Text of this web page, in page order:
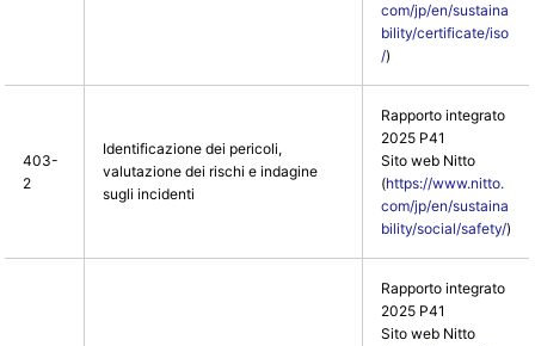
com/jp/en/sustaina
bility/certificate/iso
/)
403-
2
Identificazione dei pericoli,
valutazione dei rischi e indagine
sugli incidenti
Rapporto integrato
2025 P41
Sito web Nitto
(https://www.nitto.
com/jp/en/sustaina
bility/social/safety/)
Rapporto integrato
2025 P41
Sito web Nitto